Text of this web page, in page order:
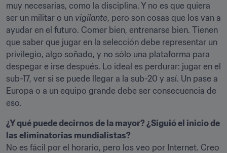
muy necesarias, como la disciplina. Y no es que quiera
ser un militar o un vigilante, pero son cosas que los van a
ayudar en el futuro. Comer bien, entrenarse bien. Tienen
que saber que jugar en la selección debe representar un
privilegio, algo soñado, y no sólo una plataforma para
despegar e irse después. Lo ideal es perdurar: jugar en el
sub-17, ver si se puede llegar a la sub-20 y así. Un pase a
Europa o a un equipo grande debe ser consecuencia de
eso.
¿Y qué puede decirnos de la mayor? ¿Siguió el inicio de
las eliminatorias mundialistas?
No es fácil por el horario, pero los veo por Internet. Creo